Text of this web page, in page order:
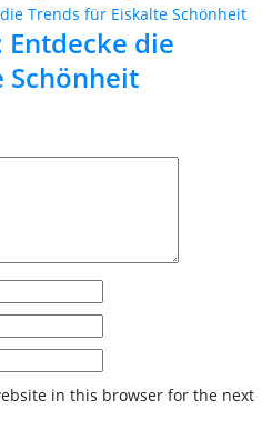
die
Schönheit
in this browser for the next